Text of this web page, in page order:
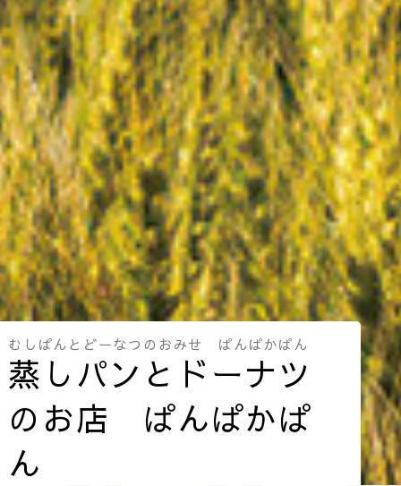
むしぱんとどーなつのおみせ ぱんぱかぱん
蒸しパンとドーナツ
のお店 ぱんぱかぱ
ん